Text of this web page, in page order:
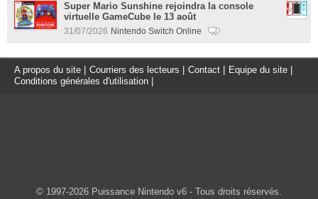
Super Mario Sunshine rejoindra la console
virtuelle GameCube le 13 août
31/07/2026 Nintendo Switch Online
A propos du site Courriers des lecteurs Contact Equipe du site
Conditions générales d'utilisation
© 1997-2026 Puissance Nintendo v6 - Tous droits réservés.